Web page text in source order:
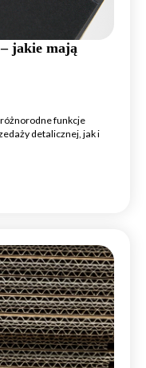
jakie mają
funkcje
detalicznej, jak i